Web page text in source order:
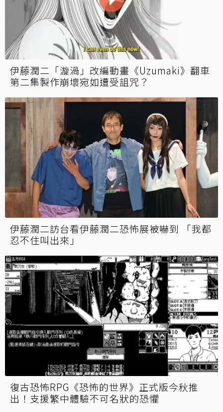
伊藤潤二「漩渦」改編動畫《Uzumaki》翻車
第二集製作崩壞宛如遭受詛咒？
伊藤潤二訪台看伊藤潤二恐怖展被嚇到 「我都
忍不住叫出來」
復古恐怖RPG《恐怖的世界》正式版今秋推
出！支援繁中體驗不可名狀的恐懼